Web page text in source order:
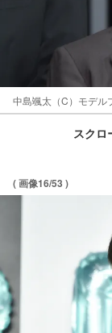
中島颯太（C）モデル
スクロ
( 画像16/53 )